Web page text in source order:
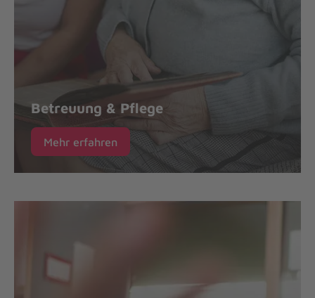
Betreuung & Pflege
Mehr erfahren